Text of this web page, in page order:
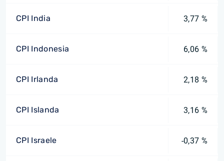
CPI India 3,77 %
CPI Indonesia 6,06 %
CPI Irlanda 2,18 %
CPI Islanda 3,16 %
CPI Israele -0,37 %